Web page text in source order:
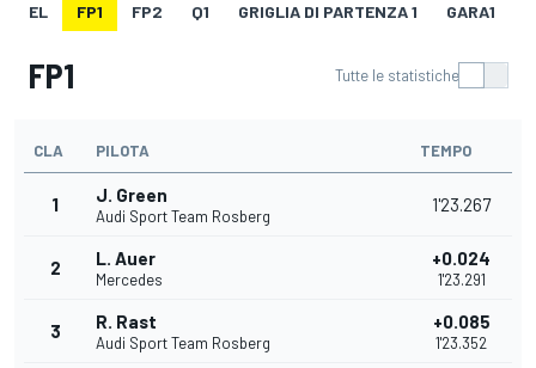
EL FP1 FP2 Q1 GRIGLIA DI PARTENZA 1 GARA1
FP1 Tutte le statistiche
CLA PILOTA TEMPO
1 J. Green
Audi Sport Team Rosberg
1'23.267
2 L. Auer
Mercedes
+0.024
1'23.291
3 R. Rast
Audi Sport Team Rosberg
+0.085
1'23.352